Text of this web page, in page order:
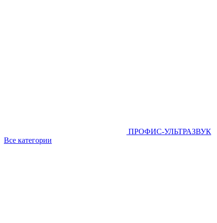
ПРОФИС-УЛЬТРАЗВУК
Все категории